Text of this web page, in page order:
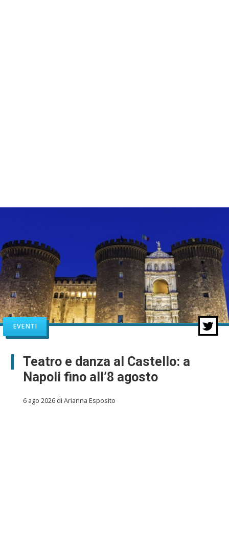
EVENTI
Teatro e danza al Castello: a
Napoli fino all’8 agosto
6 ago 2026 di Arianna Esposito